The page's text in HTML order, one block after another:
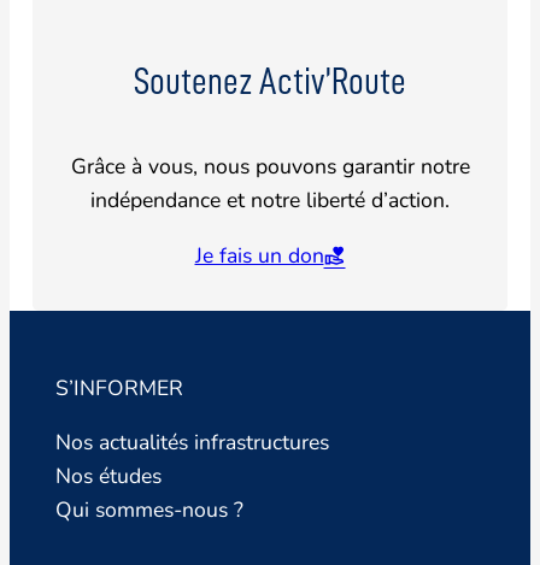
Soutenez Activ’Route
Grâce à vous, nous pouvons garantir notre
indépendance et notre liberté d’action.
Je fais un don
S’INFORMER
Nos actualités infrastructures
Nos études
Qui sommes-nous ?